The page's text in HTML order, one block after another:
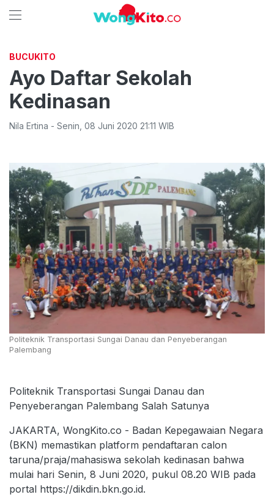
BUCUKITO
Ayo Daftar Sekolah
Kedinasan
Nila Ertina - Senin 08 Juni 2020 21:11 WIB
Politeknik Transportasi Sungai Danau dan Penyeberangan
Palembang
Politeknik Transportasi Sungai Danau dan
Penyeberangan Palembang Salah Satunya
JAKARTA, WongKito.co - Badan Kepegawaian Negara
(BKN) memastikan platform pendaftaran calon
taruna/praja/mahasiswa sekolah kedinasan bahwa
mulai hari Senin, 8 Juni 2020, pukul 08.20 WIB pada
portal https://dikdin.bkn.go.id.